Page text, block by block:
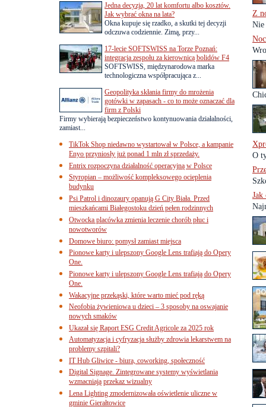
Z
Nie
O
Jak
Jedna decyzja, 20 lat komfortu albo kosztów.
Jak wybrać okna na lata?
Okna kupuje się rzadko, a skutki tej decyzji
odczuwa codziennie. Zimą, przy...
17-lecie SOFTSWISS na Torze Poznań:
integracja zespołu za kierownicą bolidów F4
SOFTSWISS, międzynarodowa marka
technologiczna współpracująca z...
Geopolityka skłania firmy do mrożenia
gotówki w zapasach - co to może oznaczać dla
firm z Polski
Firmy wybierają bezpieczeństwo kontynuowania działalności,
zamiast...
TikTok Shop niedawno wystartował w Polsce, a kampanie
Enyo przyniosły już ponad 1 mln zł sprzedaży.
Entrix rozpoczyna działalność operacyjną w Polsce
Styropian – możliwość kompleksowego ocieplenia
budynku
Psi Patrol i dinozaury opanują G City Biała. Przed
mieszkańcami Białegostoku dzień pełen rodzinnych
Otwocka placówka zmienia leczenie chorób płuc i
nowotworów
Domowe biuro: pomysł zamiast miejsca
Pionowe karty i ulepszony Google Lens trafiają do Opery
One.
Pionowe karty i ulepszony Google Lens trafiają do Opery
One.
Wakacyjne przekąski, które warto mieć pod ręką
Neofobia żywieniowa u dzieci – 3 sposoby na oswajanie
nowych smaków
Ukazał się Raport ESG Credit Agricole za 2025 rok
Automatyzacja i cyfryzacja służby zdrowia lekarstwem na
problemy szpitali?
IT Hub Gliwice - biura, coworking, społeczność
Digital Signage. Zintegrowane systemy wyświetlania
wzmacniają przekaz wizualny
Lena Lighting zmodernizowała oświetlenie uliczne w
gminie Gierałtowice